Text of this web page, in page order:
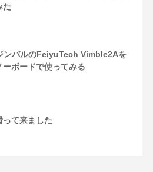
た
ンバルのFeiyuTech Vimble2Aを
ーボードで使ってみる
って来ました